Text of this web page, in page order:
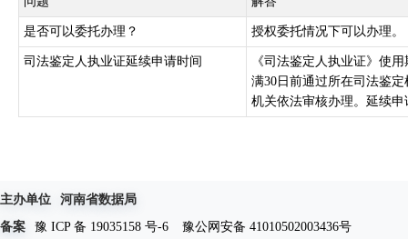
是否可以委托办理？ 授权委托情况下可以办理。
司法鉴定人执业证延续申请时间
《司法鉴定人执业证》使
满30日前通过所在司法鉴
机关依法审核办理。延续
主办单位
河南省数据局
备案
豫 ICP 备 19035158 号-6
豫公网安备 41010502003436号